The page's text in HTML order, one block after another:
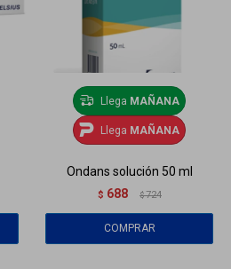
Llega MAÑANA
Llega MAÑANA
Ondans solución 50 ml
$ 688 $ 724